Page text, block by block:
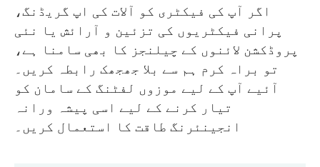
اگر آپ کی فیکٹری کو آلات کی اپ گریڈنگ،
پرانی فیکٹریوں کی تزئین و آرائش یا نئی
پروڈکشن لائنوں کے چیلنجز کا بھی سامنا ہے،
تو براہ کرم ہم سے بلا جھجھک رابطہ کریں۔
آئیے آپ کے لیے موزوں لفٹنگ کے سامان کو
تیار کرنے کے لیے اسی پیشہ ورانہ
انجینئرنگ طاقت کا استعمال کریں۔